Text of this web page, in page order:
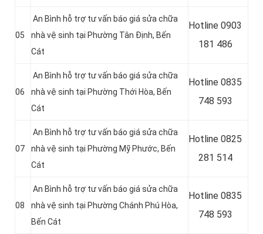
05
An Bình hỗ trợ tư vấn báo giá sửa chữa
nhà vệ sinh tại Phường Tân Định, Bến
Cát
Hotline 0903
181 486
06
An Bình hỗ trợ tư vấn báo giá sửa chữa
nhà vệ sinh tại Phường Thới Hòa, Bến
Cát
Hotline 0835
748 593
07
An Bình hỗ trợ tư vấn báo giá sửa chữa
nhà vệ sinh tại Phường Mỹ Phước, Bến
Cát
Hotline 0825
281 514
08
An Bình hỗ trợ tư vấn báo giá sửa chữa
nhà vệ sinh tại Phường Chánh Phú Hòa,
Bến Cát
Hotline 0835
748 593